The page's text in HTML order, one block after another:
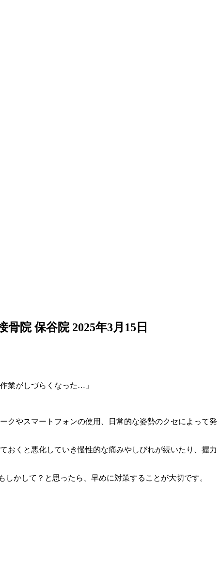
骨院 保谷院 2025年3月15日
業がしづらくなった…」
クやスマートフォンの使用、日常的な姿勢のクセによって発
くと悪化していき慢性的な痛みやしびれが続いたり、握力
かして？と思ったら、早めに対策することが大切です。